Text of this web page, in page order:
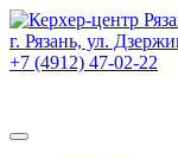
г. Рязань, ул.
+7 (4912) 47-02-22